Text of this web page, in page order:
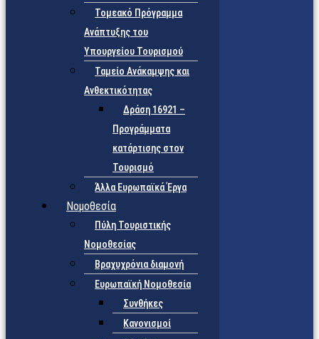
Τομεακό Πρόγραμμα
Ανάπτυξης του
Υπουργείου Τουρισμού
Ταμείο Ανάκαμψης και
Ανθεκτικότητας
Δράση 16921 –
Προγράμματα
κατάρτισης στον
Τουρισμό
Άλλα Ευρωπαϊκά Έργα
Νομοθεσία
Πύλη Τουριστικής
Νομοθεσίας
Βραχυχρόνια διαμονή
Ευρωπαϊκή Νομοθεσία
Συνθήκες
Κανονισμοί